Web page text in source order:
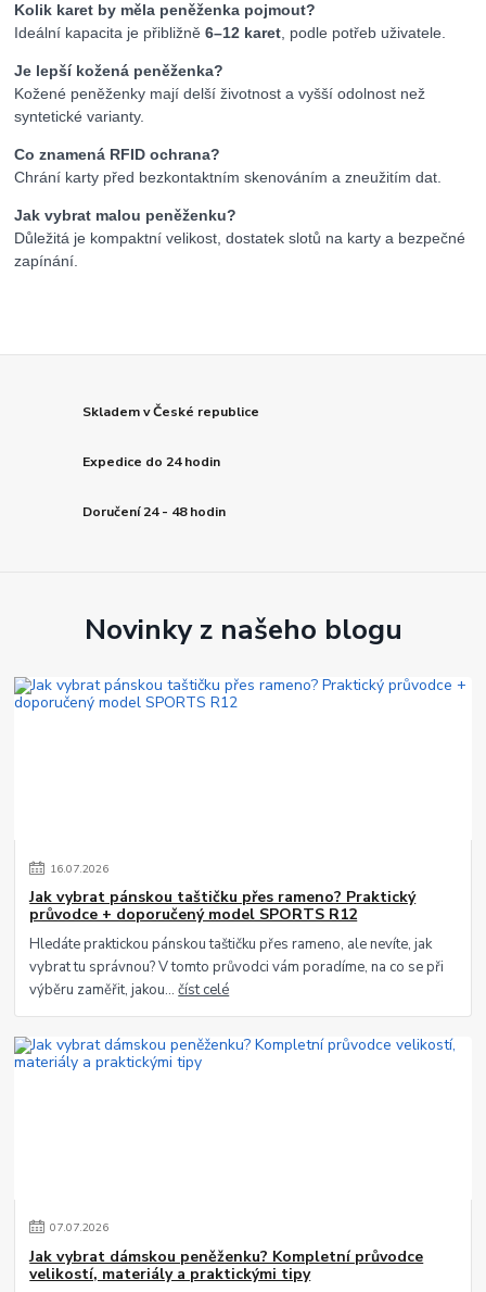
Kolik karet by měla peněženka pojmout?
Ideální kapacita je přibližně6–12 karet , podle potřeb uživatele.
Je lepší kožená peněženka?
Kožené peněženky mají delší životnost a vyšší odolnost než
syntetické varianty.
Co znamená RFID ochrana?
Chrání karty před bezkontaktním skenováním a zneužitím dat.
Jak vybrat malou peněženku?
Důležitá je kompaktní velikost, dostatek slotů na karty a bezpečné
zapínání.
Skladem v České republice
Expedice do 24 hodin
Doručení 24 - 48 hodin
Novinky z našeho blogu
16.07.2026
Jak vybrat pánskou taštičku přes rameno? Praktický
průvodce + doporučený model SPORTS R12
Hledáte praktickou pánskou taštičku přes rameno, ale nevíte, jak
vybrat tu správnou? V tomto průvodci vám poradíme, na co se při
výběru zaměřit, jakou...číst celé
07.07.2026
Jak vybrat dámskou peněženku? Kompletní průvodce
velikostí, materiály a praktickými tipy